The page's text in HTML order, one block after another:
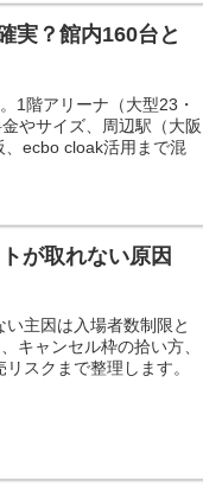
実？館内160台と
1階アリーナ（大型23・
やサイズ、周辺駅（大阪
ecbo cloak活用まで混
が取れない原因
主因は入場者数制限と
キャンセル枠の拾い方、
スクまで整理します。